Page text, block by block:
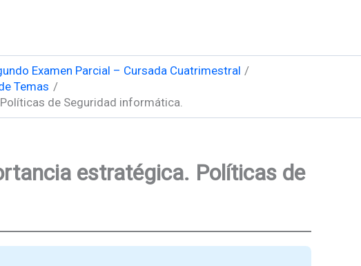
Examen Parcial – Cursada Cuatrimestral
Temas
de Seguridad informática.
estratégica. Políticas de